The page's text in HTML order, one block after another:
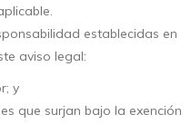
establecidas en
aviso legal:
y
que surjan bajo la exención